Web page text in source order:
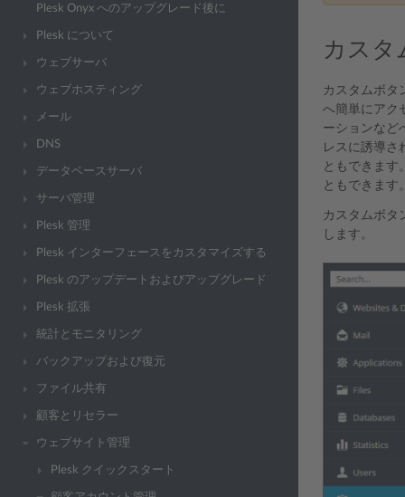
Plesk Onyx へのアップグレード後に
Plesk について
ウェブサーバ
ウェブホスティング
メール
DNS
データベースサーバ
サーバ管理
Plesk 管理
Plesk インターフェースをカスタマイズする
Plesk のアップデートおよびアップグレード
Plesk 拡張
統計とモニタリング
バックアップおよび復元
ファイル共有
顧客とリセラー
ウェブサイト管理
Plesk クイックスタート
カスタ
カスタムボタ
へ簡単にアク
ーションなど
レスに誘導さ
ともできます
ともできます
カスタムボタ
します。